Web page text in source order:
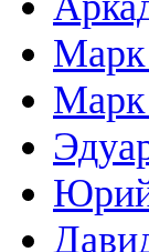
Марк
Марк